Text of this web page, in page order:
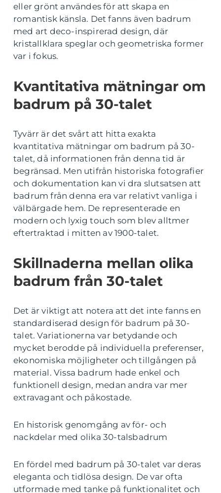
eller grönt användes för att skapa en
romantisk känsla. Det fanns även badrum
med art deco-inspirerad design, där
kristallklara speglar och geometriska former
var i fokus.
Kvantitativa mätningar om
badrum på 30-talet
Tyvärr är det svårt att hitta exakta
kvantitativa mätningar om badrum på 30-
talet, då informationen från denna tid är
begränsad. Men utifrån historiska fotografier
och dokumentation kan vi dra slutsatsen att
badrum från denna era var relativt vanliga i
välbärgade hem. De representerade en
modern och lyxig touch som blev alltmer
eftertraktad i mitten av 1900-talet.
Skillnaderna mellan olika
badrum från 30-talet
Det är viktigt att notera att det inte fanns en
standardiserad design för badrum på 30-
talet. Variationerna var betydande och
mycket berodde på individuella preferenser,
ekonomiska möjligheter och tillgången på
material. Vissa badrum hade enkel och
funktionell design, medan andra var mer
extravagant och påkostade.
En historisk genomgång av för- och
nackdelar med olika 30-talsbadrum
En fördel med badrum på 30-talet var deras
eleganta och tidlösa design. De var ofta
utformade med tanke på funktionalitet och